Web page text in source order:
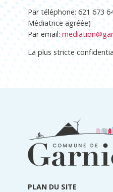
Par téléphone: 621 673
Médiatrice agréée)
Par email:
La plus stricte
Informations
PLAN DU SITE